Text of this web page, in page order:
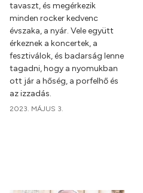
tavaszt, és megérkezik
minden rocker kedvenc
évszaka, a nyár. Vele együtt
érkeznek a koncertek, a
fesztiválok, és badarság lenne
tagadni, hogy a nyomukban
ott jár a hőség, a porfelhő és
az izzadás.
2023. MÁJUS 3.